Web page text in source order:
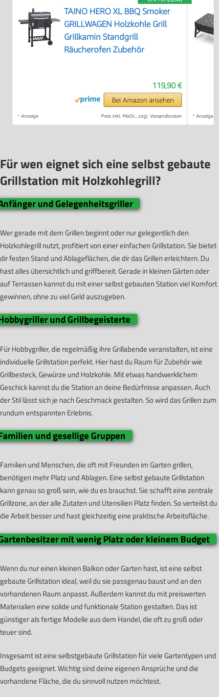
TAINO HERO XL BBQ Smoker
GRILLWAGEN Holzkohle Grill
Grillkamin Standgrill
Räucherofen Zubehör
119,90 €
Bei Amazon ansehen
* Anzeige Preis inkl. MwSt., zzgl. Versandkosten * Anzeige
Für wen eignet sich eine selbst gebaute
Grillstation mit Holzkohlegrill?
und Gelegenheitsgriller
Wer gerade mit dem Grillen beginnt oder nur gelegentlich den
Holzkohlegrill nutzt, profitiert von einer einfachen Grillstation. Sie bietet
dir festen Stand und Ablageflächen, die dir das Grillen erleichtern. Du
hast alles übersichtlich und griffbereit. Gerade in kleinen Gärten oder
auf Terrassen kannst du mit einer selbst gebauten Station viel Komfort
gewinnen, ohne zu viel Geld auszugeben.
und Grillbegeisterte
Für Hobbygriller, die regelmäßig ihre Grillabende veranstalten, ist eine
individuelle Grillstation perfekt. Hier hast du Raum für Zubehör wie
Grillbesteck, Gewürze und Holzkohle. Mit etwas handwerklichem
Geschick kannst du die Station an deine Bedürfnisse anpassen. Auch
der Stil lässt sich je nach Geschmack gestalten. So wird das Grillen zum
rundum entspannten Erlebnis.
und gesellige Gruppen
Familien und Menschen, die oft mit Freunden im Garten grillen,
benötigen mehr Platz und Ablagen. Eine selbst gebaute Grillstation
kann genau so groß sein, wie du es brauchst. Sie schafft eine zentrale
Grillzone, an der alle Zutaten und Utensilien Platz finden. So verteilst du
die Arbeit besser und hast gleichzeitig eine praktische Arbeitsfläche.
mit wenig Platz oder kleinem Budget
Wenn du nur einen kleinen Balkon oder Garten hast, ist eine selbst
gebaute Grillstation ideal, weil du sie passgenau baust und an den
vorhandenen Raum anpasst. Außerdem kannst du mit preiswerten
Materialien eine solide und funktionale Station gestalten. Das ist
günstiger als fertige Modelle aus dem Handel, die oft zu groß oder
teuer sind.
Insgesamt ist eine selbstgebaute Grillstation für viele Gartentypen und
Budgets geeignet. Wichtig sind deine eigenen Ansprüche und die
vorhandene Fläche, die du sinnvoll nutzen möchtest.